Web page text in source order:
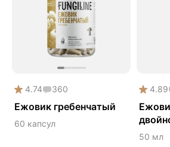
Mushroom
Phyto
Premium
Solution
Акция
Антипаразит
Антистресс
4.74 360
Ежовик гребенчатый
60 капсул
4.89
50 мл